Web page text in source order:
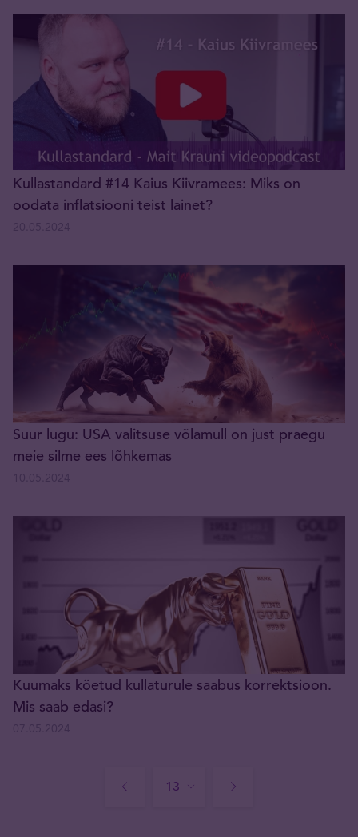
Kullastandard #14 Kaius Kiivramees: Miks on
oodata inflatsiooni teist lainet?
Suur lugu: USA valitsuse võlamull on just praegu
meie silme ees lõhkemas
Kuumaks köetud kullaturule saabus korrektsioon.
Mis saab edasi?